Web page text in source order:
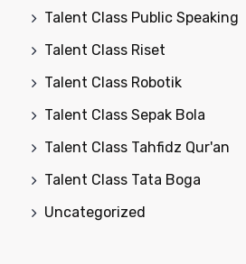
Talent Class Public Speaking
Talent Class Riset
Talent Class Robotik
Talent Class Sepak Bola
Talent Class Tahfidz Qur'an
Talent Class Tata Boga
Uncategorized